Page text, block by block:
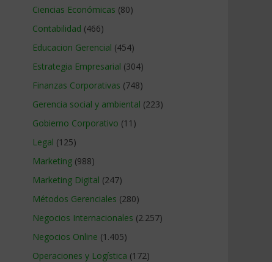
Ciencias Económicas (80)
Contabilidad (466)
Educacion Gerencial (454)
Estrategia Empresarial (304)
Finanzas Corporativas (748)
Gerencia social y ambiental (223)
Gobierno Corporativo (11)
Legal (125)
Marketing (988)
Marketing Digital (247)
Métodos Gerenciales (280)
Negocios Internacionales (2.257)
Negocios Online (1.405)
Operaciones y Logística (172)